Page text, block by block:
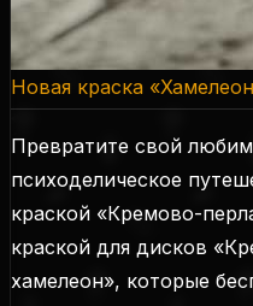
Новая краска
Превратите свой
психоделическое
краской «Кремово-
краской для дисков
хамелеон», которые